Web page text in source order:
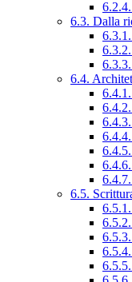
6.3. Dalla
6.4.
6.5.